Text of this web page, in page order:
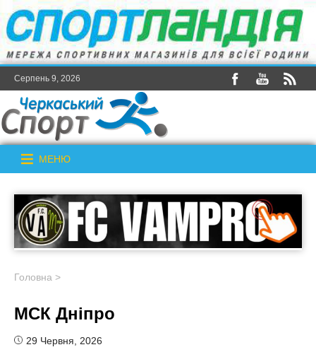
Серпень 9, 2026
МЕНЮ
Головна >
МСК Дніпро
29 Червня, 2026